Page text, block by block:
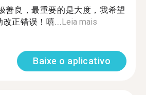
善良，最重要的是大度，我希望
改正错误！嘻...Leia mais
Baixe o aplicativo